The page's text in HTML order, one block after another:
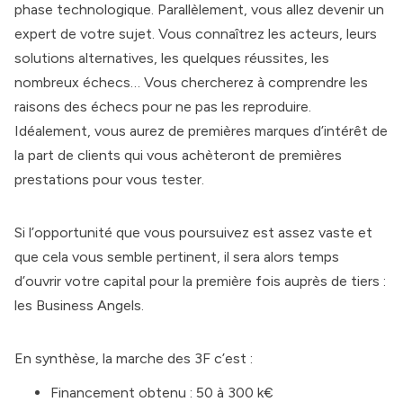
phase technologique. Parallèlement, vous allez devenir un
expert de votre sujet. Vous connaîtrez les acteurs, leurs
solutions alternatives, les quelques réussites, les
nombreux échecs… Vous chercherez à comprendre les
raisons des échecs pour ne pas les reproduire.
Idéalement, vous aurez de premières marques d’intérêt de
la part de clients qui vous achèteront de premières
prestations pour vous tester.
Si l’opportunité que vous poursuivez est assez vaste et
que cela vous semble pertinent, il sera alors temps
d’ouvrir votre capital pour la première fois auprès de tiers :
les Business Angels.
En synthèse, la marche des 3F c’est :
Financement obtenu : 50 à 300 k€